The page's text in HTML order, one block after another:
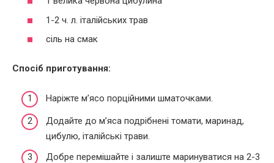
1-2 ч. л. італійських трав
сіль на смак
Спосіб приготування:
Наріжте м’ясо порційними шматочками.
Додайте до м’яса подрібнені томати, маринад,
цибулю, італійські трави.
Добре перемішайте і залиште маринуватися на 2-3